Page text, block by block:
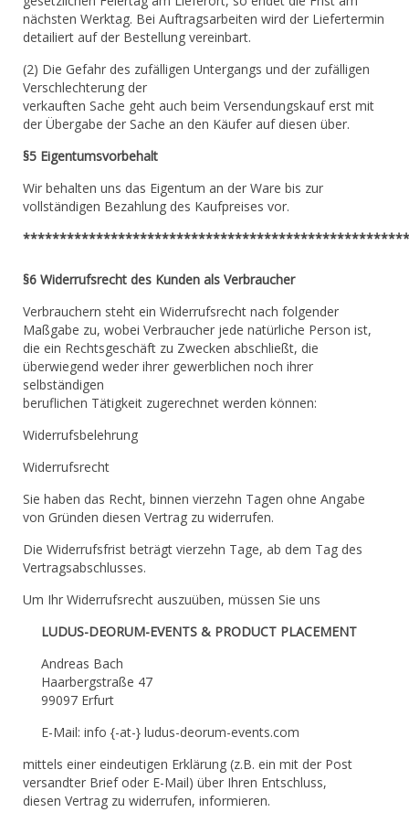
nächsten Werktag. Bei Auftragsarbeiten wird der Liefertermin
detailiert auf der Bestellung vereinbart.
(2) Die Gefahr des zufälligen Untergangs und der zufälligen
Verschlechterung der
verkauften Sache geht auch beim Versendungskauf erst mit
der Übergabe der Sache an den Käufer auf diesen über.
§5 Eigentumsvorbehalt
Wir behalten uns das Eigentum an der Ware bis zur
vollständigen Bezahlung des Kaufpreises vor.
§6 Widerrufsrecht des Kunden als Verbraucher
Verbrauchern steht ein Widerrufsrecht nach folgender
Maßgabe zu, wobei Verbraucher jede natürliche Person ist,
die ein Rechtsgeschäft zu Zwecken abschließt, die
überwiegend weder ihrer gewerblichen noch ihrer
selbständigen
beruflichen Tätigkeit zugerechnet werden können:
Widerrufsbelehrung
Widerrufsrecht
Sie haben das Recht, binnen vierzehn Tagen ohne Angabe
von Gründen diesen Vertrag zu widerrufen.
Die Widerrufsfrist beträgt vierzehn Tage, ab dem Tag des
Vertragsabschlusses.
Um Ihr Widerrufsrecht auszuüben, müssen Sie uns
LUDUS-DEORUM-EVENTS & PRODUCT PLACEMENT
Andreas Bach
Haarbergstraße 47
99097 Erfurt
E-Mail: info {-at-} ludus-deorum-events.com
mittels einer eindeutigen Erklärung (z.B. ein mit der Post
versandter Brief oder E-Mail) über Ihren Entschluss,
diesen Vertrag zu widerrufen, informieren.